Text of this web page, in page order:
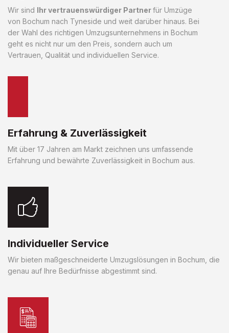
Wir sind Ihr vertrauenswürdiger Partnerfür Umzüge
von Bochum nach Tyneside und weit darüber hinaus. Bei
der Wahl des richtigen Umzugsunternehmens in Bochum
geht es nicht nur um den Preis, sondern auch um
Vertrauen, Qualität und individuellen Service.
Erfahrung & Zuverlässigkeit
Mit über 17 Jahren am Markt zeichnen uns umfassende
Erfahrung und bewährte Zuverlässigkeit in Bochum aus.
Individueller Service
Wir bieten maßgeschneiderte Umzugslösungen in Bochum, die
genau auf Ihre Bedürfnisse abgestimmt sind.